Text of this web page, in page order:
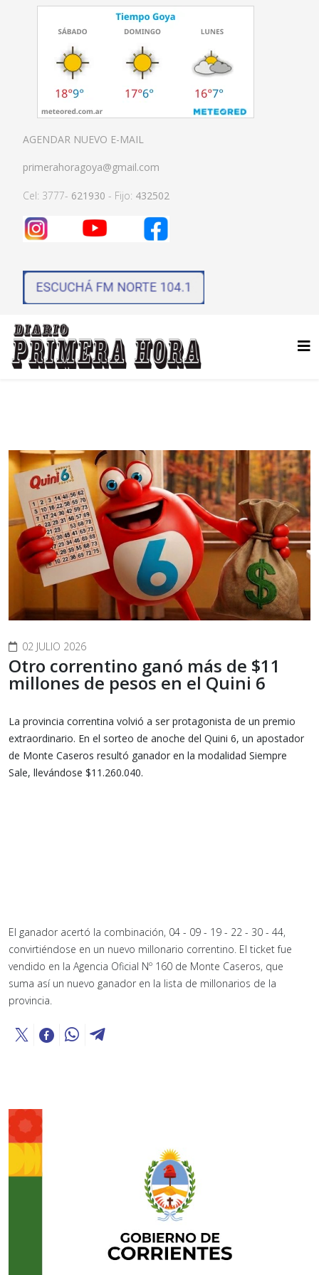
AGENDAR NUEVO E-MAIL
primerahoragoya@gmail.com
Cel: 3777- 621930 - Fijo: 432502
02 JULIO 2026
Otro correntino ganó más de $11
millones de pesos en el Quini 6
La provincia correntina volvió a ser protagonista de un premio
extraordinario. En el sorteo de anoche del Quini 6, un apostador
de Monte Caseros resultó ganador en la modalidad Siempre
Sale, llevándose $11.260.040.
El ganador acertó la combinación, 04 - 09 - 19 - 22 - 30 - 44,
convirtiéndose en un nuevo millonario correntino. El ticket fue
vendido en la Agencia Oficial Nº 160 de Monte Caseros, que
suma así un nuevo ganador en la lista de millonarios de la
provincia.